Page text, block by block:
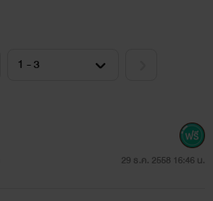
งใดๆกับเนื้อหา ขออณุญาติเจ้าของ
29 ธ.ค. 2558 16:46 น.